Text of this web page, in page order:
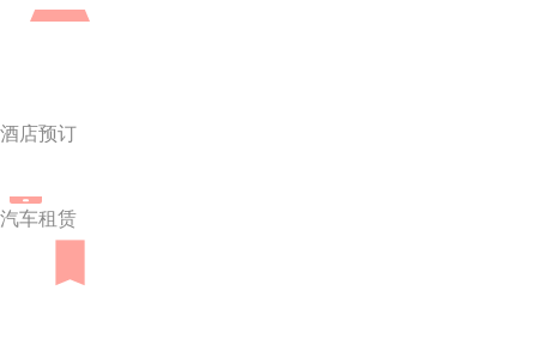
酒店预订
汽车租赁